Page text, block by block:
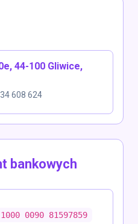
44-100 Gliwice,
608 624
bankowych
0090 81597859